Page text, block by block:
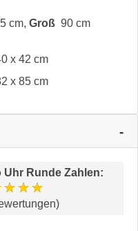
cm, Groß 90 cm
x 42 cm
x 85 cm
Uhr Runde Zahlen: